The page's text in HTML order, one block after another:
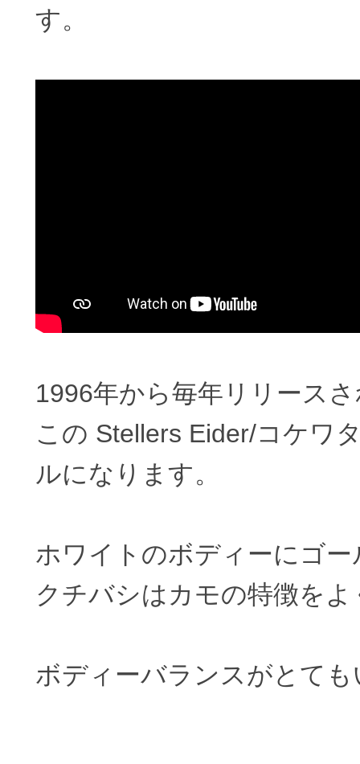
す。
1996年から毎年リリース
この Stellers Eider/コケワ
ルになります。
ホワイトのボディーにゴ
クチバシはカモの特徴を
ボディーバランスがとて